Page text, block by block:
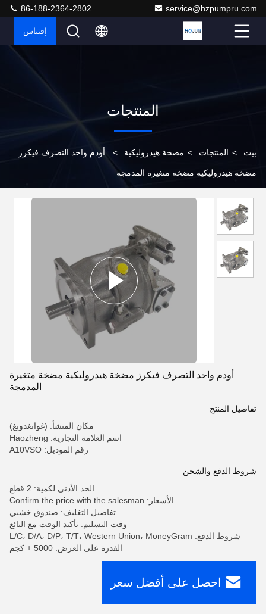
service@hzpumpru.com
86-188-2364-2802
إقتباس
المنتجات
بيت > المنتجات > مضخة هيدروليكية > أودم واحد التصرف فيكرز
مضخة هيدروليكية مضخة متغيرة المدمجة
أودم واحد التصرف فيكرز مضخة هيدروليكية مضخة متغيرة
المدمجة
تفاصيل المنتج
مكان المنشأ: (غوانغدونغ)
اسم العلامة التجارية: Haozheng
رقم الموديل: A10VSO
شروط الدفع والشحن
الحد الأدنى لكمية: 2 قطع
الأسعار: Confirm the price with the salesman
تفاصيل التغليف: صندوق خشبي
وقت التسليم: تأكيد الوقت مع البائع
شروط الدفع: L/C، D/A، D/P، T/T، Western Union، MoneyGram
القدرة على العرض: 5000 + كجم
احصل على أفضل سعر